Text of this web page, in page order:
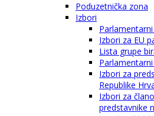
Poduzetnička zona
Izbori
Izbori za EU
Lista grupe
Izbori za
Republike
Izbori za
predstavnike